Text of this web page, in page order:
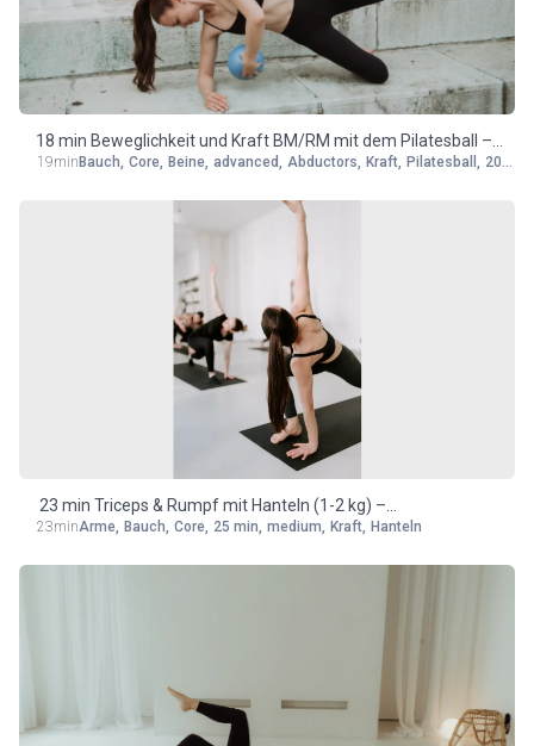
18 min Beweglichkeit und Kraft BM/RM mit dem Pilatesball –
medium/advanced
19min Bauch, Core, Beine, advanced, Abductors, Kraft, Pilatesball , 20 min
23 min Triceps & Rumpf mit Hanteln (1-2 kg) –
medium/advanced
23minArme, Bauch, Core, 25 min, medium, Kraft, Hanteln